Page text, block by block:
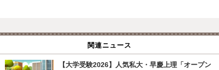
関連ニュース
【大学受験2026】人気私大・早慶上理「オープン